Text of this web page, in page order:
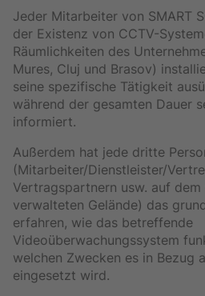
Jeder Mitarbeiter von SMART
der Existenz von CCTV-
Räumlichkeiten des
Mures, Cluj und Brasov)
seine spezifische Tätigkeit
während der gesamten Dauer
informiert.
Außerdem hat jede dritte
(Mitarbeiter/Dienstleister/
Vertragspartnern usw. auf
verwalteten Gelände) das
erfahren, wie das betreffende
Videoüberwachungssystem
welchen Zwecken es in Bezug
eingesetzt wird.